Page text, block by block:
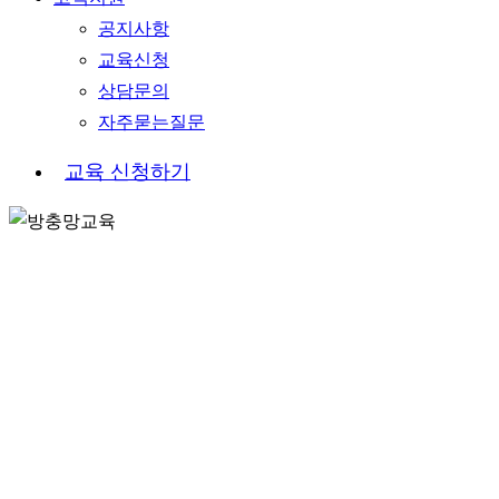
공지사항
교육신청
상담문의
자주묻는질문
교육 신청하기